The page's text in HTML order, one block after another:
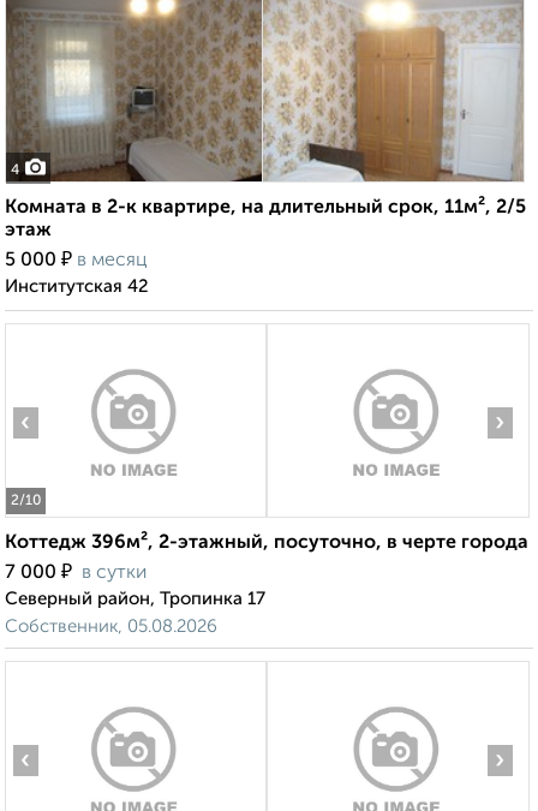
4
Комната в 2-к квартире, на длительный срок, 11м², 2/5
этаж
5 000 ₽ в месяц
Институтская 42
2/10
‹ ›
Коттедж 396м², 2-этажный, посуточно, в черте города
7 000 ₽ в сутки
Северный район, Тропинка 17
Собственник, 05.08.2026
‹ ›